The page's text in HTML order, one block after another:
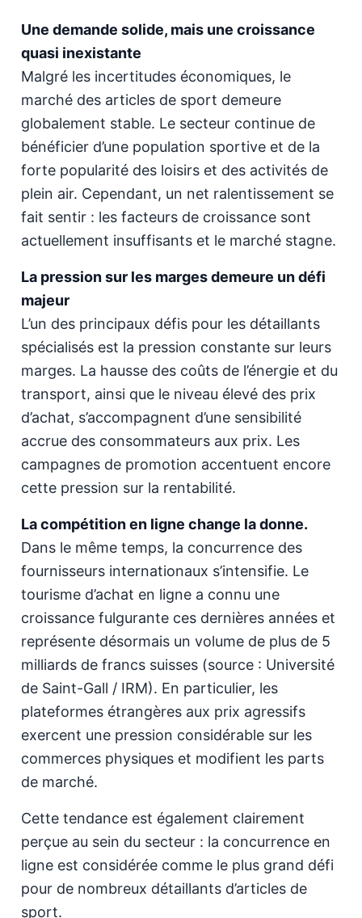
Une demande solide, mais une croissance
quasi inexistante
Malgré les incertitudes économiques, le
marché des articles de sport demeure
globalement stable. Le secteur continue de
bénéficier d’une population sportive et de la
forte popularité des loisirs et des activités de
plein air. Cependant, un net ralentissement se
fait sentir : les facteurs de croissance sont
actuellement insuffisants et le marché stagne.
La pression sur les marges demeure un défi
majeur
L’un des principaux défis pour les détaillants
spécialisés est la pression constante sur leurs
marges. La hausse des coûts de l’énergie et du
transport, ainsi que le niveau élevé des prix
d’achat, s’accompagnent d’une sensibilité
accrue des consommateurs aux prix. Les
campagnes de promotion accentuent encore
cette pression sur la rentabilité.
La compétition en ligne change la donne.
Dans le même temps, la concurrence des
fournisseurs internationaux s’intensifie. Le
tourisme d’achat en ligne a connu une
croissance fulgurante ces dernières années et
représente désormais un volume de plus de 5
milliards de francs suisses (source : Université
de Saint-Gall / IRM). En particulier, les
plateformes étrangères aux prix agressifs
exercent une pression considérable sur les
commerces physiques et modifient les parts
de marché.
Cette tendance est également clairement
perçue au sein du secteur : la concurrence en
ligne est considérée comme le plus grand défi
pour de nombreux détaillants d’articles de
sport.